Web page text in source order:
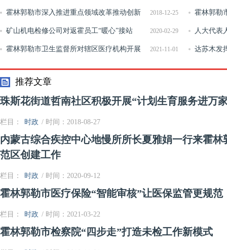
进会
2018-12-25
霍林郭勒市深入推进重点领域改革推动创新
发展
霍林郭勒
校食堂监管
2020-02-29
矿山机电检修公司对返霍员工“暖心”接站
“陪伴”到家
人大代表
2021-11-01
霍林郭勒市卫生监督所对辖区医疗机构开展
疫情防控专项监督检查
达苏木发
化自信
推荐文章
珠斯花街道哲南社区积极开展“计划生育服务进万
栏目： 时政 / 时间：2018-08-27
内蒙古综合疾控中心地慢所所长夏雅娟一行来霍
范区创建工作
栏目： 时政 / 时间：2020-09-12
霍林郭勒市医疗保险“智能审核”让医保监管更规范
栏目： 时政 / 时间：2021-03-22
霍林郭勒市检察院“四步走”打造未检工作新模式